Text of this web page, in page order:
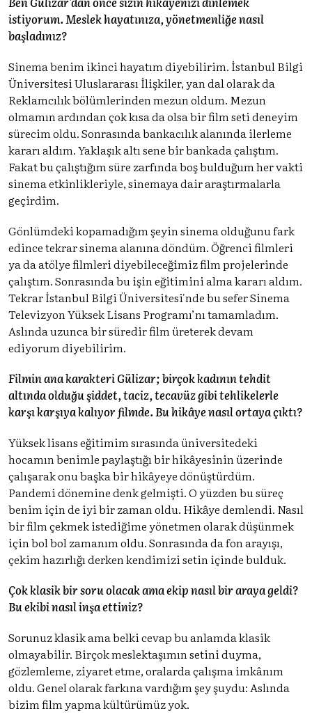
istiyorum. Meslek hayatınıza, yönetmenliğe nasıl
başladınız?
Sinema benim ikinci hayatım diyebilirim. İstanbul Bilgi
Üniversitesi Uluslararası İlişkiler, yan dal olarak da
Reklamcılık bölümlerinden mezun oldum. Mezun
olmamın ardından çok kısa da olsa bir film seti deneyim
sürecim oldu. Sonrasında bankacılık alanında ilerleme
kararı aldım. Yaklaşık altı sene bir bankada çalıştım.
Fakat bu çalıştığım süre zarfında boş bulduğum her vakti
sinema etkinlikleriyle, sinemaya dair araştırmalarla
geçirdim.
Gönlümdeki kopamadığım şeyin sinema olduğunu fark
edince tekrar sinema alanına döndüm. Öğrenci filmleri
ya da atölye filmleri diyebileceğimiz film projelerinde
çalıştım. Sonrasında bu işin eğitimini alma kararı aldım.
Tekrar İstanbul Bilgi Üniversitesi'nde bu sefer Sinema
Televizyon Yüksek Lisans Programı’nı tamamladım.
Aslında uzunca bir süredir film üreterek devam
ediyorum diyebilirim.
Filmin ana karakteri Gülizar; birçok kadının tehdit
altında olduğu şiddet, taciz, tecavüz gibi tehlikelerle
karşı karşıya kalıyor filmde. Bu hikâye nasıl ortaya çıktı?
Yüksek lisans eğitimim sırasında üniversitedeki
hocamın benimle paylaştığı bir hikâyesinin üzerinde
çalışarak onu başka bir hikâyeye dönüştürdüm.
Pandemi dönemine denk gelmişti. O yüzden bu süreç
benim için de iyi bir zaman oldu. Hikâye demlendi. Nasıl
bir film çekmek istediğime yönetmen olarak düşünmek
için bol bol zamanım oldu. Sonrasında da fon arayışı,
çekim hazırlığı derken kendimizi setin içinde bulduk.
Çok klasik bir soru olacak ama ekip nasıl bir araya geldi?
Bu ekibi nasıl inşa ettiniz?
Sorunuz klasik ama belki cevap bu anlamda klasik
olmayabilir. Birçok meslektaşımın setini duyma,
gözlemleme, ziyaret etme, oralarda çalışma imkânım
oldu. Genel olarak farkına vardığım şey şuydu: Aslında
bizim film yapma kültürümüz yok.